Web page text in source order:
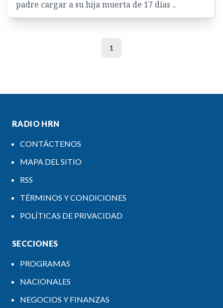
padre cargar a su hija muerta de 17 días ..
1
RADIO HRN
CONTÁCTENOS
MAPA DEL SITIO
RSS
TÉRMINOS Y CONDICIONES
POLÍTICAS DE PRIVACIDAD
SECCIONES
PROGRAMAS
NACIONALES
NEGOCIOS Y FINANZAS